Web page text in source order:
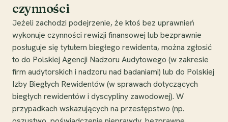
czynności
Jeżeli zachodzi podejrzenie, że ktoś bez uprawnień
wykonuje czynności rewizji finansowej lub bezprawnie
posługuje się tytułem biegłego rewidenta, można zgłosić
to do Polskiej Agencji Nadzoru Audytowego (w zakresie
firm audytorskich i nadzoru nad badaniami) lub do Polskiej
Izby Biegłych Rewidentów (w sprawach dotyczących
biegłych rewidentów i dyscypliny zawodowej). W
przypadkach wskazujących na przestępstwo (np.